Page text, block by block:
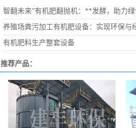
智翻未来”有机肥翻抛机：**发酵，助力
养殖场粪污加工有机肥设备：实现环保与
有机肥料生产整套设备
推荐产品：